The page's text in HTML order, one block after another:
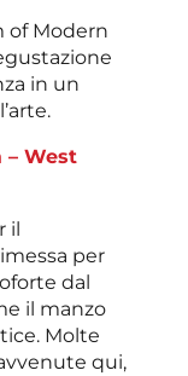
of Modern
in un
– West
il
per
dal
il manzo
Molte
qui,